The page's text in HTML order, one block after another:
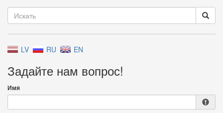
LV RU EN
Задайте нам вопрос!
Имя